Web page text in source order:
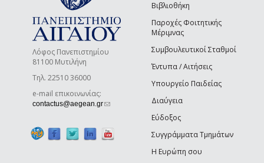
Λόφος Πανεπιστημίου
81100 Μυτιλήνη
Τηλ. 22510 36000
e-mail επικοινωνίας:
contactus@aegean.gr(link sends e-mail)
Βιβλιοθήκη
Παροχές Φοιτητικής
Μέριμνας
Συμβουλευτικοί Σταθμοί
Έντυπα / Αιτήσεις
Υπουργείο Παιδείας
Διαύγεια
Εύδοξος
Συγγράμματα Τμημάτων
Η Ευρώπη σου